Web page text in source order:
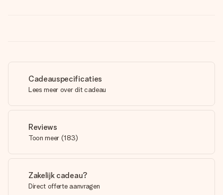
Cadeauspecificaties
Lees meer over dit cadeau
Reviews
Toon meer (183)
Zakelijk cadeau?
Direct offerte aanvragen